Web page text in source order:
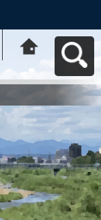
動応援ｻｲﾄ はち
コミねっとへ戻